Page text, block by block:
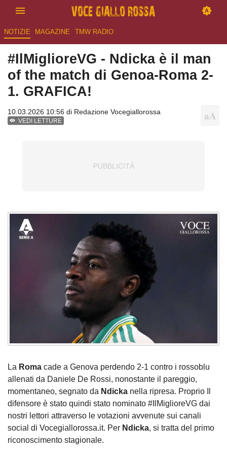
NOTIZIE MAGAZINE TMW RADIO
#IlMiglioreVG - Ndicka è il man
of the match di Genoa-Roma 2-
1. GRAFICA!
10.03.2026 10:56 di Redazione Vocegiallorossa
VEDI LETTURE
La Roma cade a Genova perdendo 2-1 contro i rossoblu
allenati da Daniele De Rossi, nonostante il pareggio,
momentaneo, segnato da Ndicka nella ripresa. Proprio Il
difensore è stato quindi stato nominato #IlMiglioreVG dai
nostri lettori attraverso le votazioni avvenute sui canali
social di Vocegiallorossa.it. Per Ndicka, si tratta del primo
riconoscimento stagionale.